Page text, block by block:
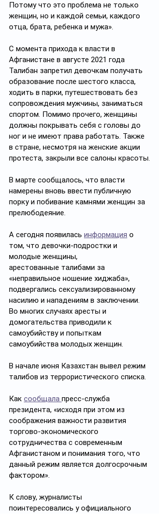
Потому что это проблема не только
женщин, но и каждой семьи, каждого
отца, брата, ребенка и мужа».
С момента прихода к власти в
Афганистане в августе 2021 года
Талибан запретил девочкам получать
образование после шестого класса,
ходить в парки, путешествовать без
сопровождения мужчины, заниматься
спортом. Помимо прочего, женщины
должны покрывать себя с головы до
ног и не имеют права работать. Также
в стране, несмотря на женские акции
протеста, закрыли все салоны красоты.
В марте сообщалось, что власти
намерены вновь ввести публичную
порку и побивание камнями женщин за
прелюбодеяние.
А сегодня появилась информация о
том, что девочки-подростки и
молодые женщины,
арестованные талибами за
«неправильное ношение хиджаба»,
подвергались сексуализированному
насилию и нападениям в заключении.
Во многих случаях аресты и
домогательства приводили к
самоубийству и попыткам
самоубийства молодых женщин.
В начале июня Казахстан вывел режим
талибов из террористического списка.
Как сообщала пресс-служба
президента, «исходя при этом из
соображения важности развития
торгово-экономического
сотрудничества с современным
Афганистаном и понимания того, что
данный режим является долгосрочным
фактором».
К слову, журналисты
поинтересовались у официального